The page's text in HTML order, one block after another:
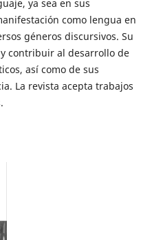
ya sea en sus
como lengua en
géneros discursivos. Su
contribuir al desarrollo de
así como de sus
La revista acepta trabajos